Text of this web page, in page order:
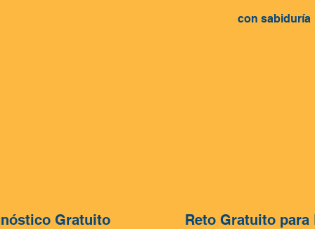
Gratuito
con sabiduría
Reto Gratuito para